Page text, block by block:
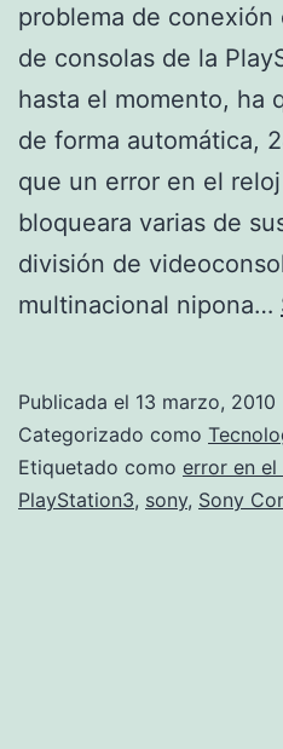
problema de
de consolas de la
hasta el momento, ha
de forma automática,
que un error en el
bloqueara varias de
división de
multinacional nipona…
Publicada el 13 marzo, 2010
Categorizado como
Etiquetado como error en
PlayStation3, sony, Sony